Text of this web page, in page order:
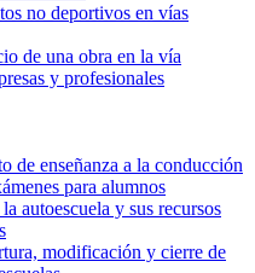
no deportivos en vías
de una obra en la vía
y profesionales
de enseñanza a la conducción
para alumnos
autoescuela y sus recursos
modificación y cierre de